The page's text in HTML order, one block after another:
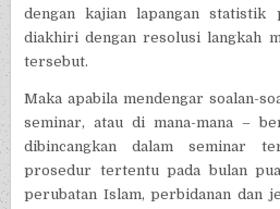
dengan kajian lapangan statistik
diakhiri dengan resolusi langkah
tersebut.
Maka apabila mendengar soalan-
seminar, atau di mana-mana –
dibincangkan dalam seminar
prosedur tertentu pada bulan
perubatan Islam, perbidanan dan